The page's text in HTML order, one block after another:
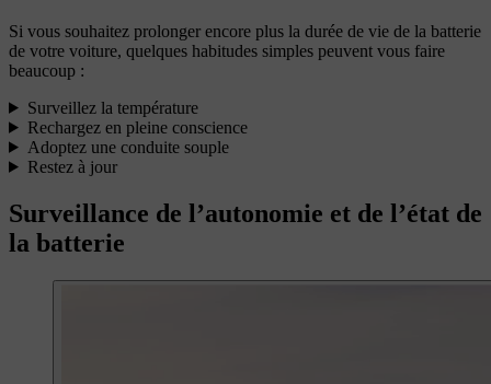
Si vous souhaitez prolonger encore plus la durée de vie de la batterie
de votre voiture, quelques habitudes simples peuvent vous faire
beaucoup :
Surveillez la température
Rechargez en pleine conscience
Adoptez une conduite souple
Restez à jour
Surveillance de l’autonomie et de l’état de
la batterie